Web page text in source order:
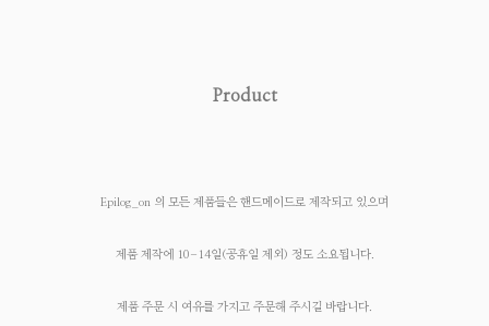
Product
Epilog_on 의 모든 제품들은 핸드메이드로 제작되고 있으며
제품 제작에 10-14일(공휴일 제외) 정도 소요됩니다.
제품 주문 시 여유를 가지고 주문해 주시길 바랍니다.